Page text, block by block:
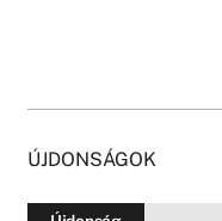
ÚJDONSÁGOK